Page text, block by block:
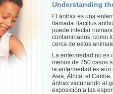
Understanding
El ántrax es una
llamada Bacillus
puede infectar
contaminados, como
cerca de estos
La enfermedad no es
menos de 250 casos
la enfermedad es
Asia, África, el
ántrax vacunando al
exposición a las